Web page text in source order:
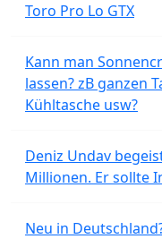
Toro Pro Lo GTX
Kann man
lassen? zB ganzen
Kühltasche usw?
Deniz Undav
Millionen. Er sollte
Neu in